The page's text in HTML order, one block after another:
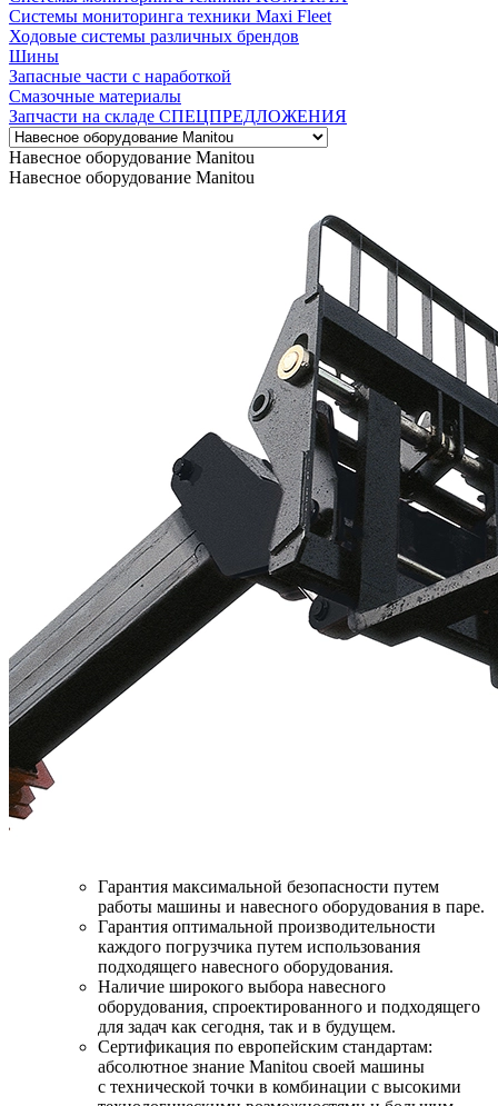
Системы мониторинга техники Maxi Fleet
Ходовые системы различных брендов
Шины
Запасные части с наработкой
Смазочные материалы
Запчасти на складе СПЕЦПРЕДЛОЖЕНИЯ
Навесное оборудование Manitou
Навесное оборудование Manitou
Гарантия максимальной безопасности путем
работы машины и навесного оборудования в паре.
Гарантия оптимальной производительности
каждого погрузчика путем использования
подходящего навесного оборудования.
Наличие широкого выбора навесного
оборудования, спроектированного и подходящего
для задач как сегодня, так и в будущем.
Сертификация по европейским стандартам:
абсолютное знание Manitou своей машины
с технической точки в комбинации с высокими